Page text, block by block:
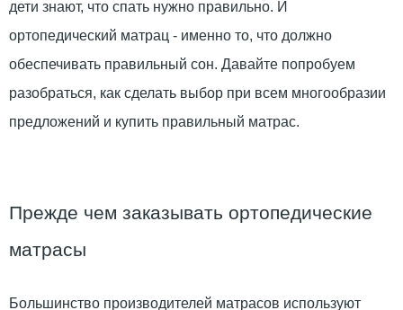
дети знают, что спать нужно правильно. И
ортопедический матрац - именно то, что должно
обеспечивать правильный сон. Давайте попробуем
разобраться, как сделать выбор при всем многообразии
предложений и купить правильный матрас.
Прежде чем заказывать ортопедические
матрасы
Большинство производителей матрасов используют